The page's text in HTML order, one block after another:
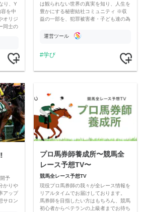
り、Y
を中
オリジ
同士の
は観られない世界の真実を知り、人生を
豊かにする秘密結社コミュニティ ※収
益の一部を、犯罪被害者・子ども達の為
す運営ツール
学び
予
かりや
アップ
サロン
プロ馬券師養成所〜競馬全
レース予想TV〜
競馬全レース予想TV
現役プロ馬券師の我々が全レース情報を
リアルタイムでお届けしております。
馬券師を目指したい方はもちろん、競馬
初心者からベテランの上級者までお待ち